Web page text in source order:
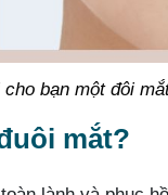
bạn một đôi
mắt?